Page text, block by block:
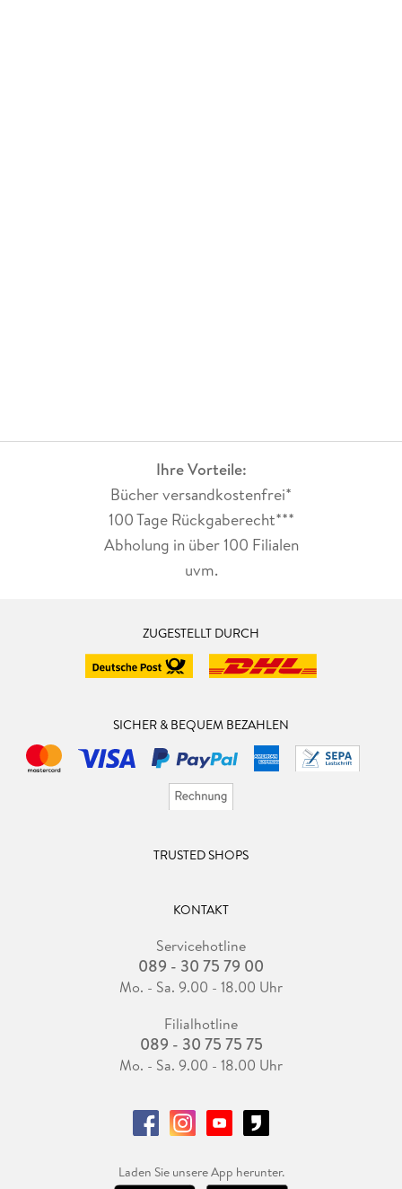
Ihre Vorteile:
Bücher versandkostenfrei*
100 Tage Rückgaberecht***
Abholung in über 100 Filialen
uvm.
ZUGESTELLT DURCH
SICHER & BEQUEM BEZAHLEN
TRUSTED SHOPS
KONTAKT
Servicehotline
089 - 30 75 79 00
Mo. - Sa. 9.00 - 18.00 Uhr
Filialhotline
089 - 30 75 75 75
Mo. - Sa. 9.00 - 18.00 Uhr
Laden Sie unsere App herunter.